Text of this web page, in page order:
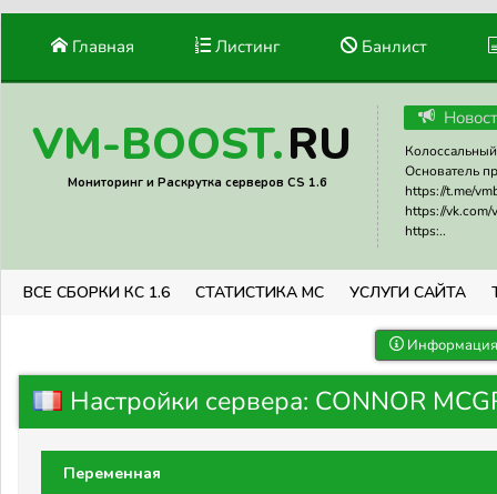
Главная Листинг Банлист
VM-BOOST.RU
Мониторинг и Раскрутка серверов CS 1.6
Основатель
https://t.me/
https://vk.com/
https:..
ВСЕ СБОРКИ КС 1.6 СТАТИСТИКА МС УСЛУГИ САЙТА
Настройки сервера: CONNOR
Переменная